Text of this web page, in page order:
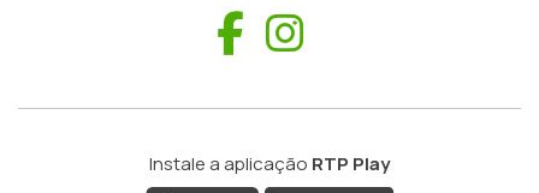
Facebook
Instale a aplicação RTP Play